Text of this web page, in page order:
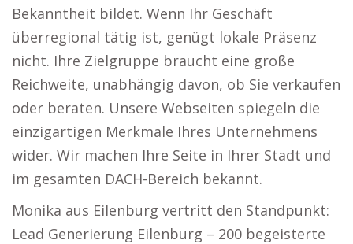
Bekanntheit bildet. Wenn Ihr Geschäft
überregional tätig ist, genügt lokale Präsenz
nicht. Ihre Zielgruppe braucht eine große
Reichweite, unabhängig davon, ob Sie verkaufen
oder beraten. Unsere Webseiten spiegeln die
einzigartigen Merkmale Ihres Unternehmens
wider. Wir machen Ihre Seite in Ihrer Stadt und
im gesamten DACH-Bereich bekannt.
Monika aus Eilenburg vertritt den Standpunkt:
Lead Generierung Eilenburg – 200 begeisterte